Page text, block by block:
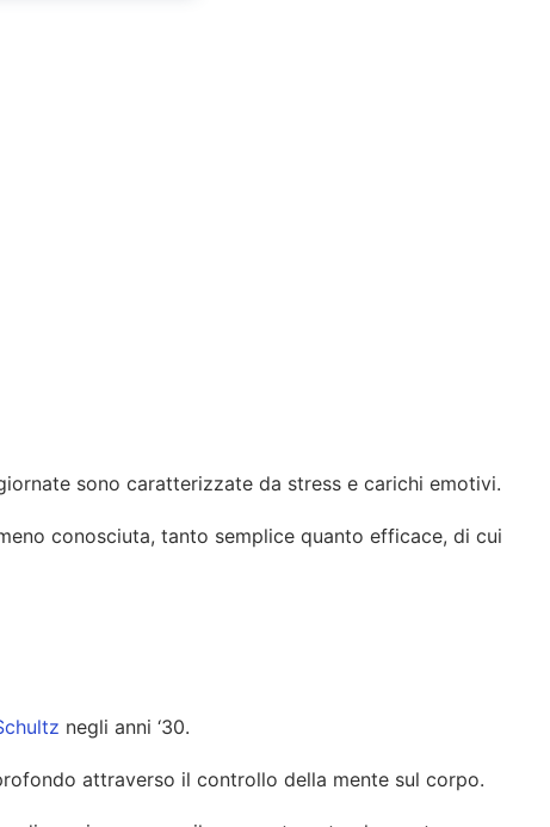
sono caratterizzate da stress e carichi emotivi.
conosciuta, tanto semplice quanto efficace, di cui
negli anni ‘30.
attraverso il controllo della mente sul corpo.